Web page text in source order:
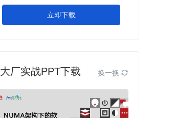
立即下载
大厂实战PPT下载 换一换 